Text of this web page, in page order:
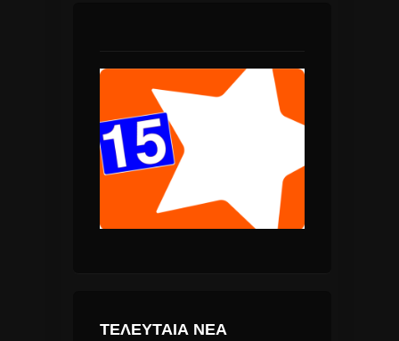
ΤΕΛΕΥΤΑΙΑ ΝΕΑ